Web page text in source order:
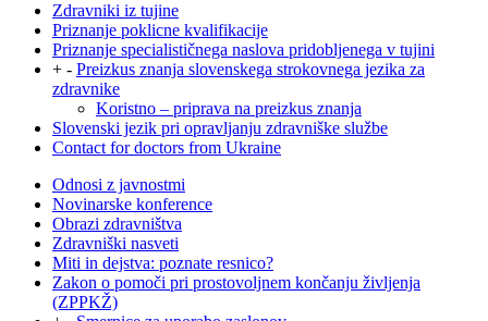
Zdravniki iz tujine
Priznanje poklicne kvalifikacije
Priznanje specialističnega naslova pridobljenega v tujini
+ - Preizkus znanja slovenskega strokovnega jezika za
zdravnike
Koristno – priprava na preizkus znanja
Slovenski jezik pri opravljanju zdravniške službe
Contact for doctors from Ukraine
Odnosi z javnostmi
Novinarske konference
Obrazi zdravništva
Zdravniški nasveti
Miti in dejstva: poznate resnico?
Zakon o pomoči pri prostovoljnem končanju življenja
(ZPPKŽ)